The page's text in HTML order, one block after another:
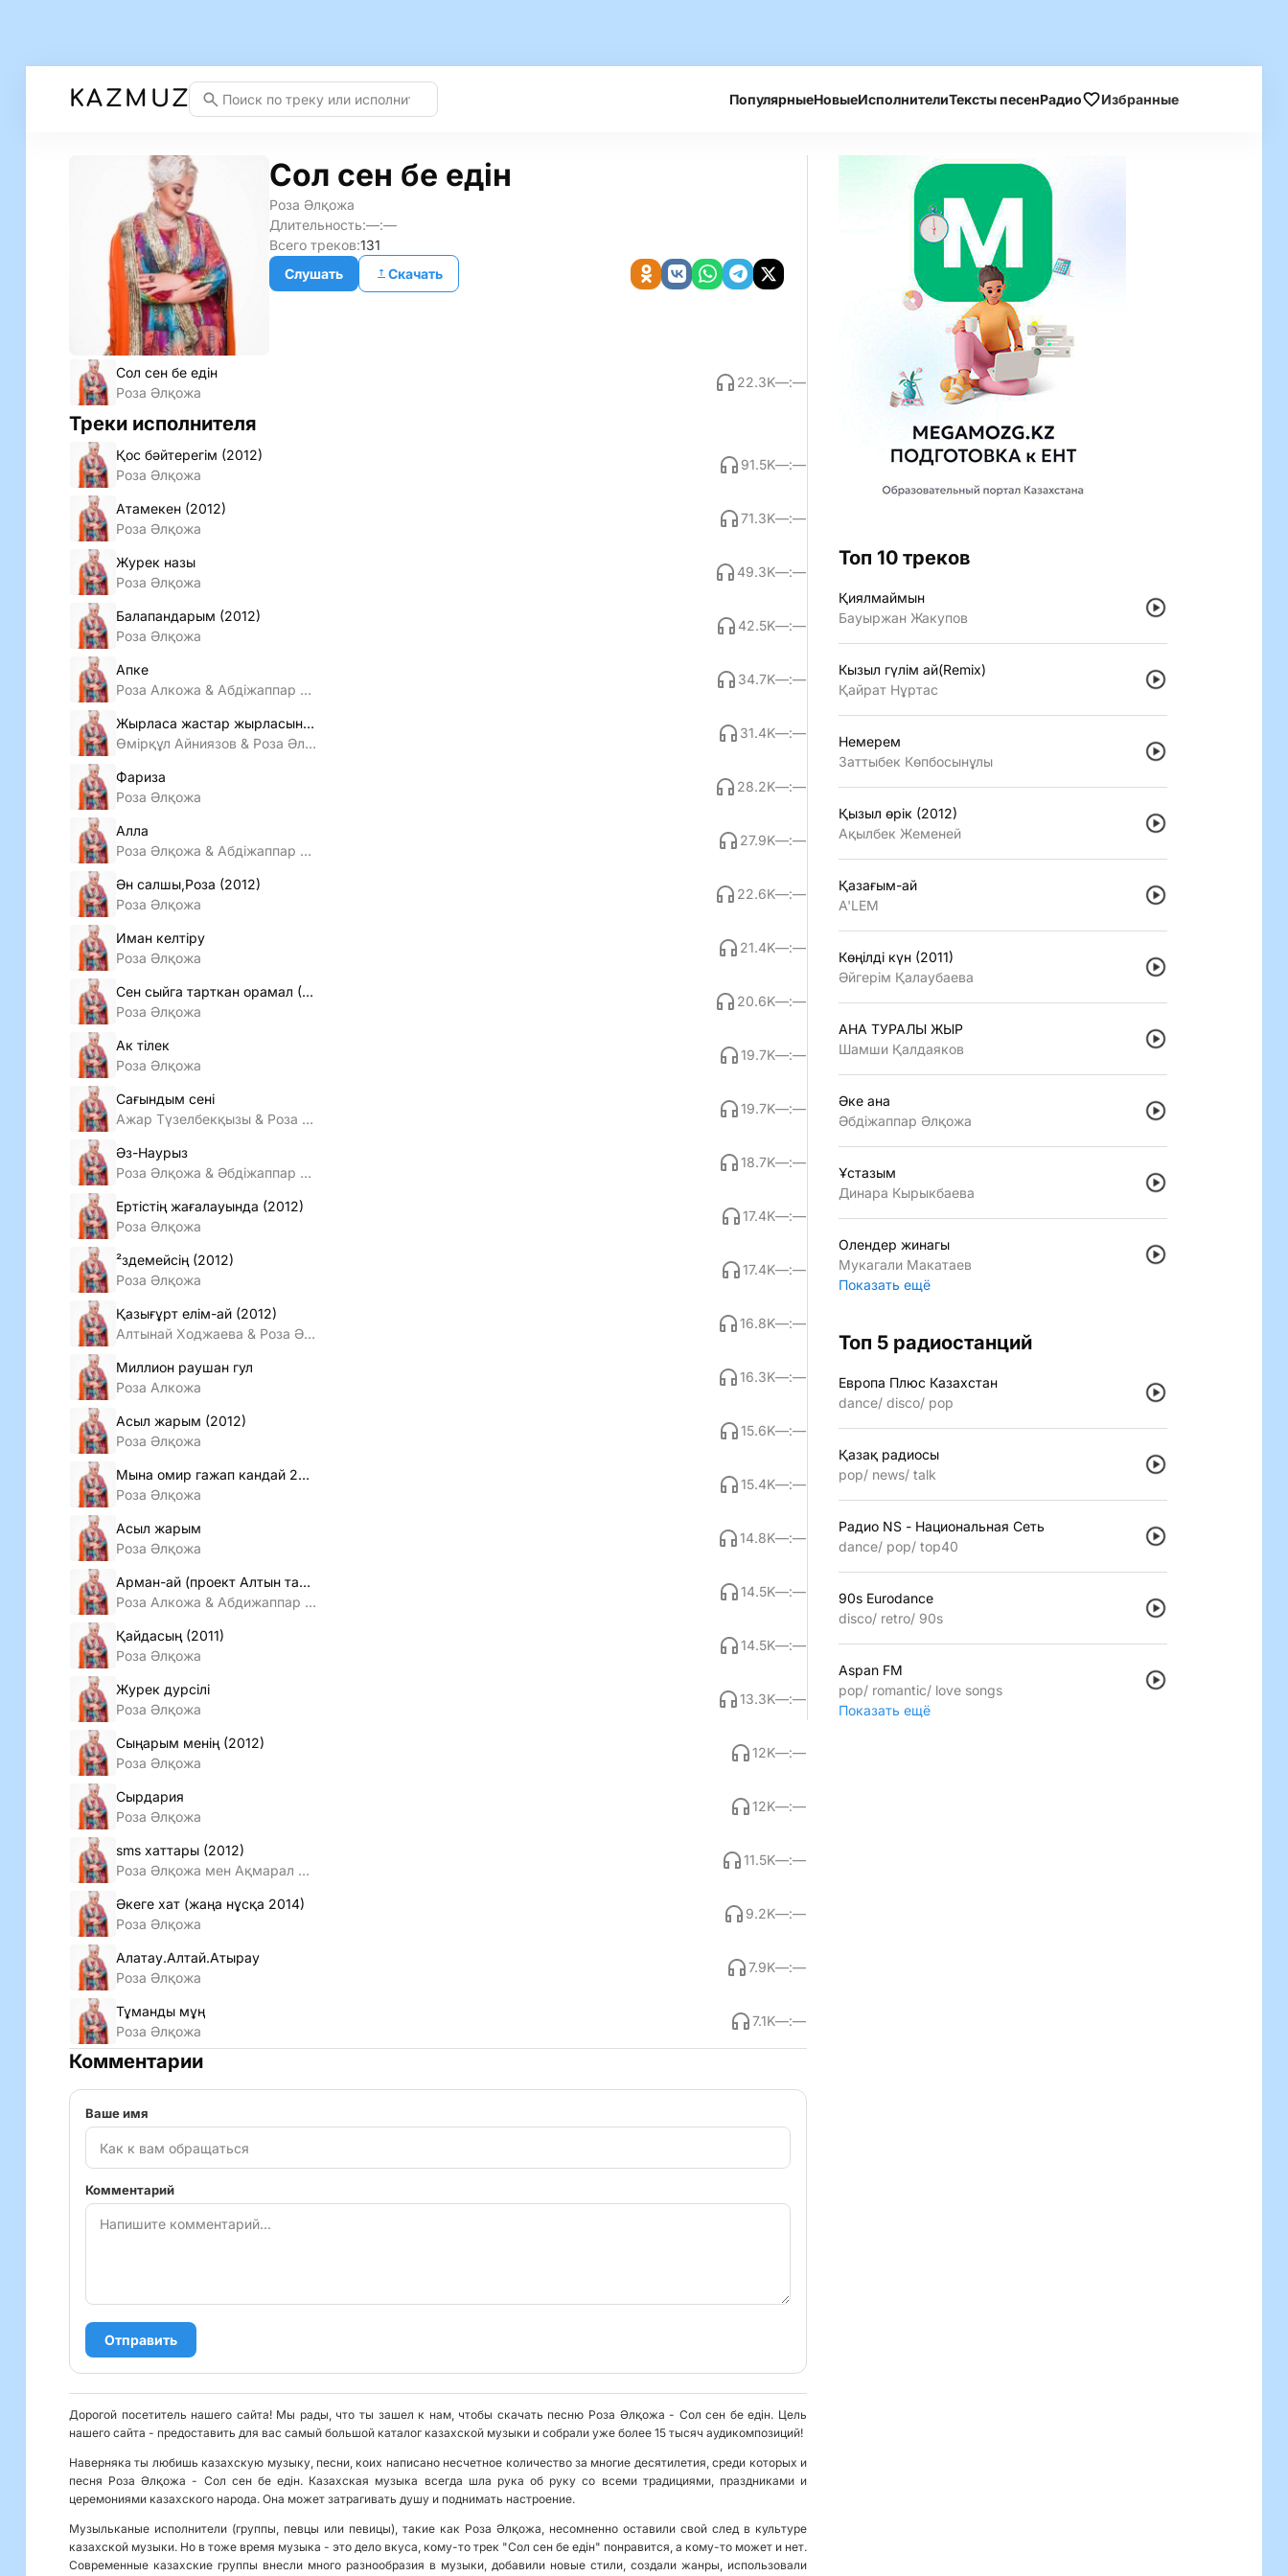
KAZMUZ ПопулярныеНовыеИсполнителиТексты песенРадио Избранные
Сол сен бе едiн
Роза Әлқожа
Длительность:—:—
Всего треков:131
Слушать
Скачать
Сол сен бе едiн
Роза Әлқожа
22.3K—:—
Треки исполнителя
Қос бәйтерегiм (2012)
Роза Әлқожа
91.5K—:—
Атамекен (2012)
Роза Әлқожа
71.3K—:—
Журек назы
Роза Әлқожа
49.3K—:—
Балапандарым (2012)
Роза Әлқожа
42.5K—:—
Апке
Роза Алкожа & Абдiжаппар Алкожа
34.7K—:—
Жырласа жастар жырласын (2011)
Өмiрқұл Айниязов & Роза Әлқожа
31.4K—:—
Фариза
Роза Әлқожа
28.2K—:—
Алла
Роза Әлқожа & Абдiжаппар Алкожа
27.9K—:—
Ән салшы,Роза (2012)
Роза Әлқожа
22.6K—:—
Иман келтiру
Роза Әлқожа
21.4K—:—
Сен сыйга тарткан орамал (2012)
Роза Әлқожа
20.6K—:—
Ак тiлек
Роза Әлқожа
19.7K—:—
Сағындым сенi
Ажар Түзелбекқызы & Роза Әлқожа
19.7K—:—
Әз-Наурыз
Роза Әлқожа & Әбдiжаппар Әлқожа
18.7K—:—
Ертiстiң жағалауында (2012)
Роза Әлқожа
17.4K—:—
²здемейсiң (2012)
Роза Әлқожа
17.4K—:—
Қазығұрт елiм-ай (2012)
Алтынай Ходжаева & Роза Әлқожа
16.8K—:—
Миллион раушан гул
Роза Алкожа
16.3K—:—
Асыл жарым (2012)
Роза Әлқожа
15.6K—:—
Мына омир гажап кандай 2011
Роза Әлқожа
15.4K—:—
Асыл жарым
Роза Әлқожа
14.8K—:—
Арман-ай (проект Алтын таспа)
Роза Алкожа & Абдижаппар Алкожа
14.5K—:—
Қайдасың (2011)
Роза Әлқожа
14.5K—:—
Журек дурсiлi
Роза Әлқожа
13.3K—:—
Сыңарым менiң (2012)
Роза Әлқожа
12K—:—
Сырдария
Роза Әлқожа
12K—:—
sms хаттары (2012)
Роза Әлқожа мен Ақмарал Леубаеваның
11.5K—:—
Әкеге хат (жаңа нұсқа 2014)
Роза Әлқожа
9.2K—:—
Алатау.Алтай.Атырау
Роза Әлқожа
7.9K—:—
Тұманды мұң
Роза Әлқожа
7.1K—:—
Комментарии
Ваше имя
Комментарий
Отправить
Дорогой посетитель нашего сайта! Мы рады, что ты зашел к нам, чтобы скачать песню Роза Әлқожа - Сол сен бе едiн. Цель
нашего сайта - предоставить для вас самый большой каталог казахской музыки и собрали уже более 15 тысяч аудикомпозиций!
Наверняка ты любишь казахскую музыку, песни, коих написано несчетное количество за многие десятилетия, среди которых и
песня Роза Әлқожа - Сол сен бе едiн. Казахская музыка всегда шла рука об руку со всеми традициями, праздниками и
церемониями казахского народа. Она может затрагивать душу и поднимать настроение.
Музыльканые исполнители (группы, певцы или певицы), такие как Роза Әлқожа, несомненно оставили свой след в культуре
казахской музыки. Но в тоже время музыка - это дело вкуса, кому-то трек "Сол сен бе едiн" понравится, а кому-то может и нет.
Современные казахские группы внесли много разнообразия в музыки, добавили новые стили, создали жанры, использовали
Топ 10 треков
Қиялмаймын
Бауыржан Жакупов
Кызыл гүлiм ай(Remix)
Қайрат Нұртас
Немерем
Заттыбек Көпбосынұлы
Қызыл өрiк (2012)
Ақылбек Жеменей
Қазағым-ай
A'LEM
Көңiлдi күн (2011)
Әйгерiм Қалаубаева
АНА ТУРАЛЫ ЖЫР
Шамши Қалдаяков
Әке ана
Әбдiжаппар Әлқожа
Ұстазым
Динара Кырыкбаева
Олендер жинагы
Мукагали Макатаев
Показать ещё
Топ 5 радиостанций
Европа Плюс Казахстан
dance disco pop
Қазақ радиосы
pop
news talk
Радио NS - Национальная Сеть
dance pop top40
90s Eurodance
disco retro 90s
Aspan FM
pop
romantic
love songs
Показать ещё